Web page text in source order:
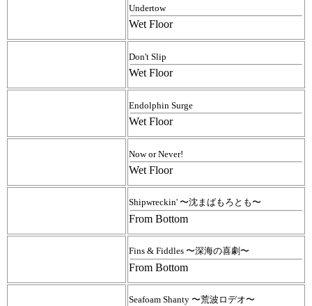
Undertow
Wet Floor
Don't Slip
Wet Floor
Endolphin Surge
Wet Floor
Now or Never!
Wet Floor
Shipwreckin' 〜沈まばもろとも〜
From Bottom
Fins & Fiddles 〜深海の喜劇〜
From Bottom
Seafoam Shanty 〜荒波ロデオ〜